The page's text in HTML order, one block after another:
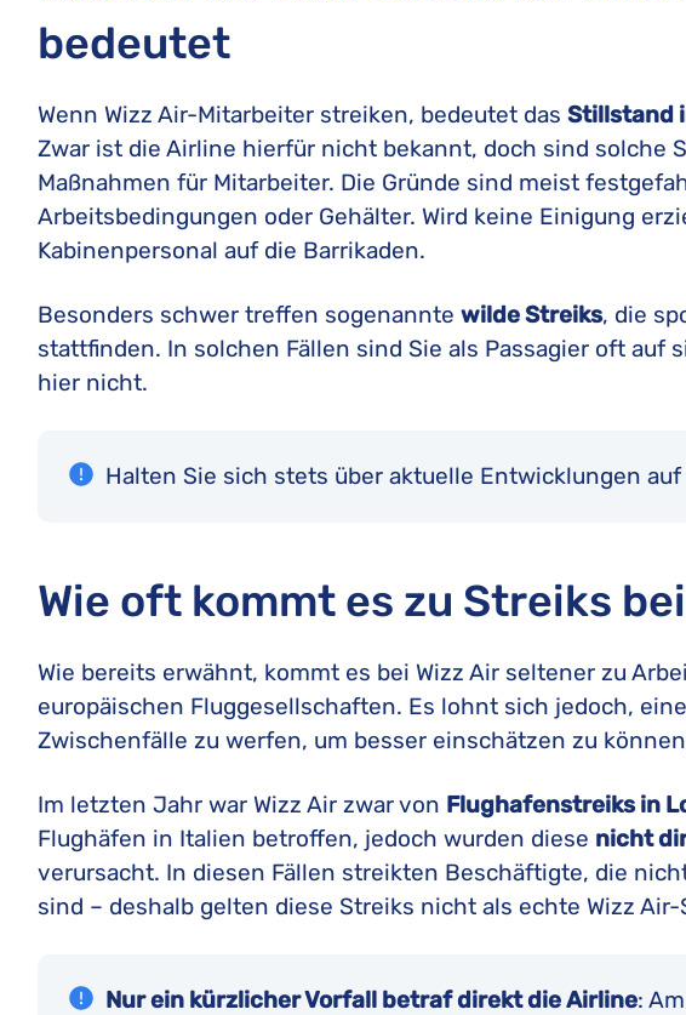
bedeutet
Wenn Wizz Air-Mitarbeiter streiken, bedeutet das Stillstand
Zwar ist die Airline hierfür nicht bekannt, doch sind solche
Maßnahmen für Mitarbeiter. Die Gründe sind meist
Arbeitsbedingungen oder Gehälter. Wird keine Einigung
Kabinenpersonal auf die Barrikaden.
Besonders schwer treffen sogenannte wilde Streiks, die
stattfinden. In solchen Fällen sind Sie als Passagier oft auf
hier nicht.
Halten Sie sich stets über aktuelle Entwicklungen
Wie oft kommt es zu Streiks
Wie bereits erwähnt, kommt es bei Wizz Air seltener zu
europäischen Fluggesellschaften. Es lohnt sich jedoch,
Zwischenfälle zu werfen, um besser einschätzen zu
Im letzten Jahr war Wizz Air zwar von Flughafenstreiks in
Flughäfen in Italien betroffen, jedoch wurden diese nicht
verursacht. In diesen Fällen streikten Beschäftigte, die
sind – deshalb gelten diese Streiks nicht als echte Wizz Air-
Nur ein kürzlicher Vorfall betraf direkt die Airline: Am